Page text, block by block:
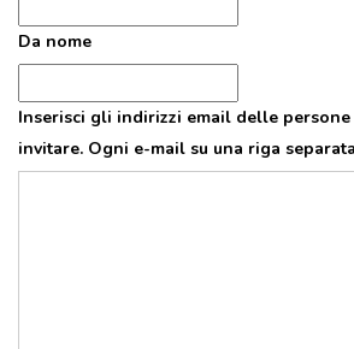
VISITE GUIDATE
LABORATORI
NOLEGGIO SALE E MATRIMONI
Da nome
Inserisci gli indirizzi email delle persone
invitare. Ogni e-mail su una riga